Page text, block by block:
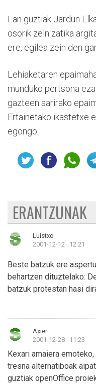
Lan guztiak Jardun
osorik zein zatika
ere, egilea zein den
Lehiaketaren
munduko pertsona
gazteen sarirako
Ertainetako ikastetxe
egongo
ERANTZUNAK
Luistxo
2001-12-12 : 12:21
Beste batzuk ere
behartzen dituztelako:
batzuk protestan hasi
Axier
2001-12-28 : 11:23
Kexari amaiera
tresna alternatiboak
guztiak openOffice